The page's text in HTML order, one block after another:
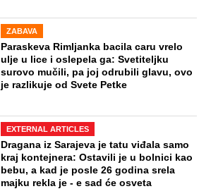
ZABAVA
Paraskeva Rimljanka bacila caru vrelo
ulje u lice i oslepela ga: Svetiteljku
surovo mučili, pa joj odrubili glavu, ovo
je razlikuje od Svete Petke
EXTERNAL ARTICLES
Dragana iz Sarajeva je tatu viđala samo
kraj kontejnera: Ostavili je u bolnici kao
bebu, a kad je posle 26 godina srela
majku rekla je - e sad će osveta